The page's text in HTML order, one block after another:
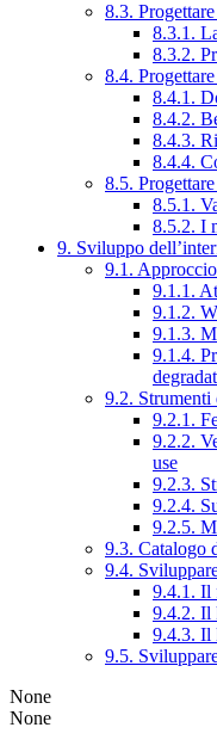
8.3.
8.3.1.
8.3.2.
8.4.
8.4.1.
8.4.2.
8.4.3.
8.4.4.
8.5.
8.5.1.
8.5.2. I
9. Sviluppo
9.1.
9.1.1.
9.1.2.
9.1.3.
9.1.4.
9.2.
9.2.1.
9.2.2.
use
9.2.3.
9.2.4.
9.2.5.
9.3. Catalogo
9.4.
9.4.1. Il
9.4.2. Il
9.4.3. Il
9.5.
None
None